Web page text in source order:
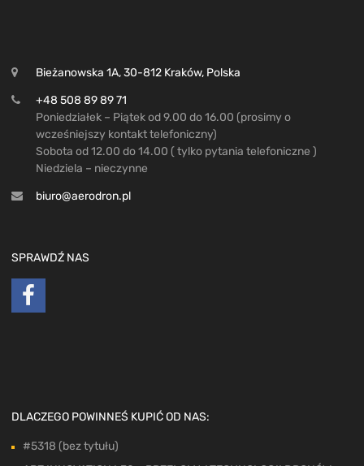
Bieżanowska 1A, 30-812 Kraków, Polska
+48 508 89 89 71
Poniedziałek – Piątek od 9.00 do 16.00 (prosimy o
wcześniejszy kontakt telefoniczny)
Sobota od 12.00 do 14.00 ( tylko pytania telefoniczne )
Niedziela – nieczynne
biuro@aerodron.pl
SPRAWDŹ NAS
DLACZEGO POWINNEŚ KUPIĆ OD NAS:
#5318 (bez tytułu)